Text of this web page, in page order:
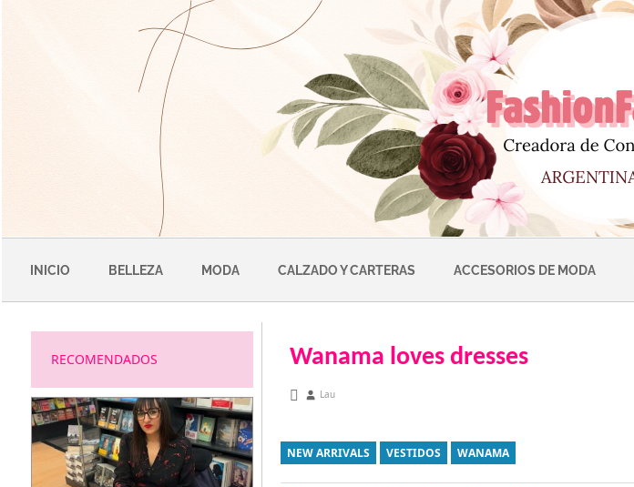
INICIO BELLEZA MODA CALZADO Y CARTERAS ACCESORIOS DE MODA
Wanama loves dresses
octubre 29, 2012
Lau
NEW ARRIVALS VESTIDOS WANAMA
RECOMENDADOS